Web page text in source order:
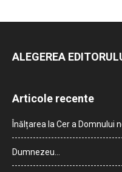
ALEGEREA
Articole recente
Înălțarea la Cer a Domnului
Dumnezeu…